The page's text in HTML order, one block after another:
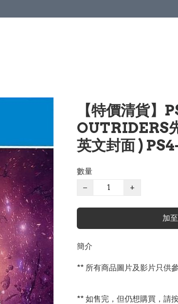
【特價清貨】
OUTRIDERS
英文封面 )
數量
−
+
加
簡介
** 所有商品圖片及影片只供
** 如售完，但仍想購買，請